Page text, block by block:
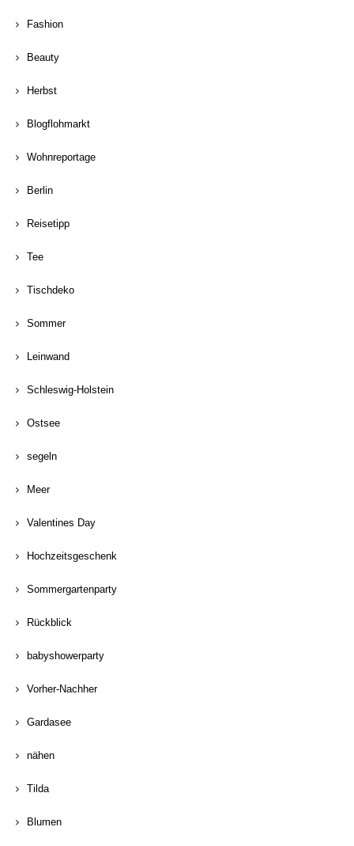
Fashion
Beauty
Herbst
Blogflohmarkt
Wohnreportage
Berlin
Reisetipp
Tee
Tischdeko
Sommer
Leinwand
Schleswig-Holstein
Ostsee
segeln
Meer
Valentines Day
Hochzeitsgeschenk
Sommergartenparty
Rückblick
babyshowerparty
Vorher-Nachher
Gardasee
nähen
Tilda
Blumen